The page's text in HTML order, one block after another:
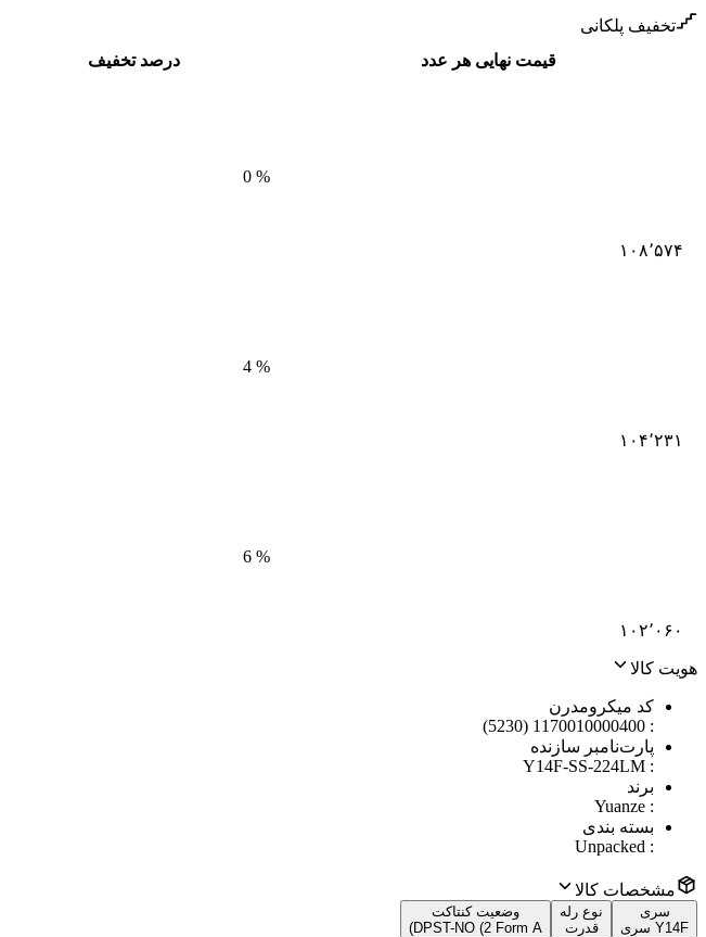
تخفیف پلکانی
قیمت نهایی هر عدد
درصد تخفیف
۱۰۸٬۵۷۴
%
0
۱۰۴٬۲۳۱
%
4
۱۰۲٬۰۶۰
%
6
هویت کالا
کد میکرومدرن
:
1170010000400 (5230)
پارت‌نامبر سازنده
:
Y14F-SS-224LM
برند
:
Yuanze
بسته بندی
:
Unpacked
مشخصات کالا
سری
Y14F سری
نوع رله
قدرت
وضعیت کنتاکت
DPST-NO (2 Form A)